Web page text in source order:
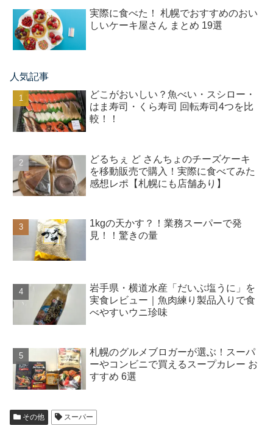
実際に食べた！ 札幌でおすすめのおい
しいケーキ屋さん まとめ 19選
人気記事
どこがおいしい？魚べい・スシロー・
はま寿司・くら寿司 回転寿司4つを比
較！！
どるちぇ ど さんちょのチーズケーキ
を移動販売で購入！実際に食べてみた
感想レポ【札幌にも店舗あり】
1kgの天かす？！業務スーパーで発
見！！驚きの量
岩手県・横道水産「だいぶ塩うに」を
実食レビュー｜魚肉練り製品入りで食
べやすいウニ珍味
札幌のグルメブロガーが選ぶ！スーパ
ーやコンビニで買えるスープカレー お
すすめ 6選
その他 スーパー